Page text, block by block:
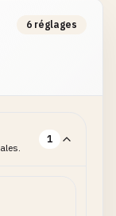
6 réglages
1